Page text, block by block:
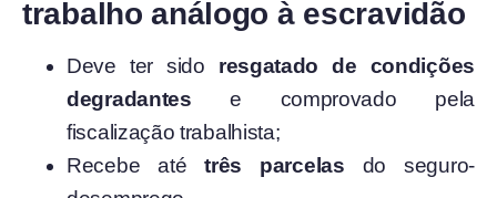
trabalho análogo à escravidão
Deve ter sido resgatado de condições
degradantes e comprovado pela
fiscalização trabalhista;
Recebe atétrês parcelas do seguro-